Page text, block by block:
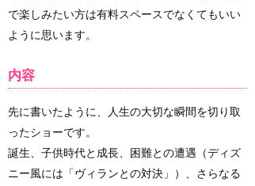
で楽しみたい方は有料スペースでなくてもいい
ように思います。
内容
先に書いたように、人生の大切な瞬間を切り取
ったショーです。
誕生、子供時代と成長、困難との遭遇（ディズ
ニー風には「ヴィランとの対決」）、さらなる